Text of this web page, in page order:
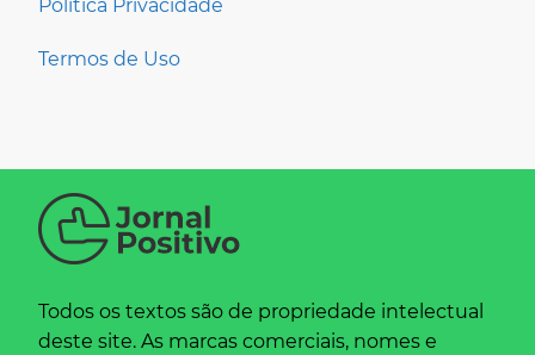
Política Privacidade
Termos de Uso
Todos os textos são de propriedade intelectual
deste site. As marcas comerciais, nomes e